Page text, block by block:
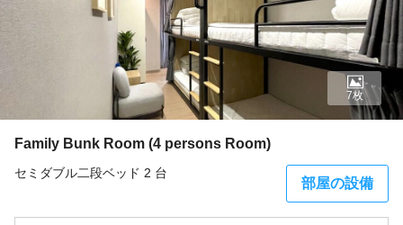
Family Bunk Room (4 persons Room)
セミダブル二段ベッド 2 台
部屋の設備
7枚